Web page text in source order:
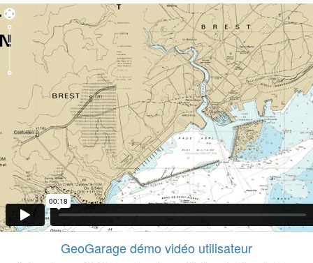
GeoGarage démo vidéo utilisateur